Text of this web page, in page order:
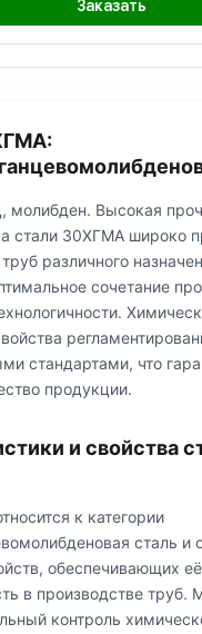
Заказать
молибден. Высокая
стали 30ХГМА широко
различного
сочетание
стандартами, что
продукции.
и свойства
к категории
сталь и
обеспечивающих её
в производстве труб.
контроль